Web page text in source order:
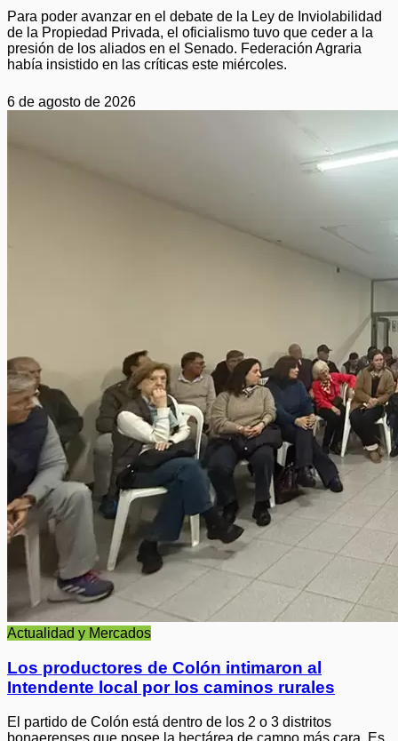
Para poder avanzar en el debate de la Ley de Inviolabilidad
de la Propiedad Privada, el oficialismo tuvo que ceder a la
presión de los aliados en el Senado. Federación Agraria
había insistido en las críticas este miércoles.
6 de agosto de 2026
Actualidad y Mercados
Los productores de Colón intimaron al
Intendente local por los caminos rurales
El partido de Colón está dentro de los 2 o 3 distritos
bonaerenses que posee la hectárea de campo más cara. Es